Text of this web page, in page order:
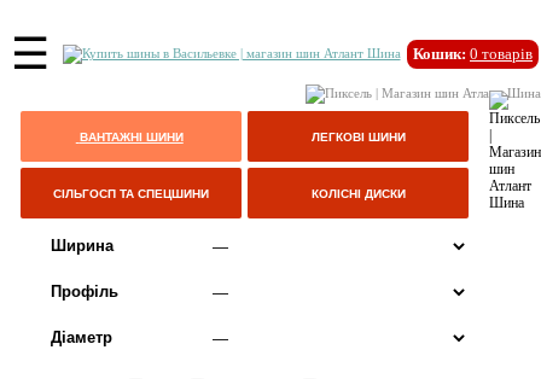
☰ Кошик: 0 товарів
ВАНТАЖНІ ШИНИ ЛЕГКОВІ ШИНИ
СІЛЬГОСП ТА СПЕЦШИНИ КОЛІСНІ ДИСКИ
Ширина
Профіль
Діаметр